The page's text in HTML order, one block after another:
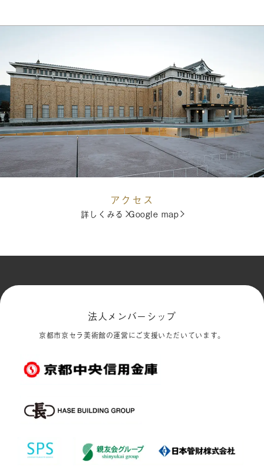
アクセス
詳しくみる Google map
法人メンバーシップ
京都市京セラ美術館の運営にご支援いただいています。